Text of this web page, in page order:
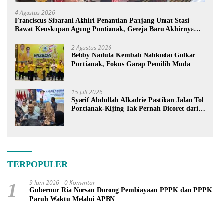
4 Agustus 2026
Franciscus Sibarani Akhiri Penantian Panjang Umat Stasi
Bawat Keuskupan Agung Pontianak, Gereja Baru Akhirnya
2 Agustus 2026
Bebby Nailufa Kembali Nahkodai Golkar
Pontianak, Fokus Garap Pemilih Muda
15 Juli 2026
Syarif Abdullah Alkadrie Pastikan Jalan Tol
Pontianak-Kijing Tak Pernah Dicoret dari
TERPOPULER
1 9 Juni 2026 0 Komentar
Gubernur Ria Norsan Dorong Pembiayaan PPPK dan PPPK
Paruh Waktu Melalui APBN